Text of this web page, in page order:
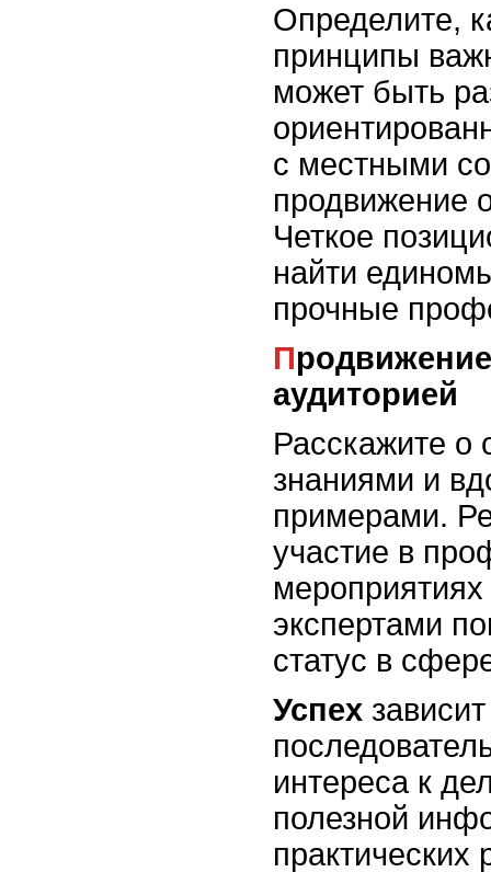
Определите,
принципы
может быть
с местными
продвижение
Четкое
найти
прочные
Продвижение и общение с
аудиторией
Расскажите о
знаниями и
примерами.
участие в
мероприятиях
экспертами
статус в
Успех
интереса к
полезной